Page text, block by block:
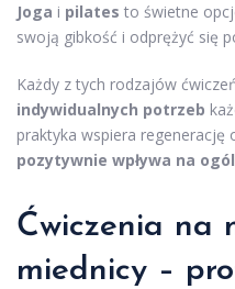
Joga i pilates to świetne
swoją gibkość i odprężyć się
Każdy z tych rodzajów
indywidualnych potrzeb
praktyka wspiera regenerację
pozytywnie wpływa na
Ćwiczenia na
miednicy –